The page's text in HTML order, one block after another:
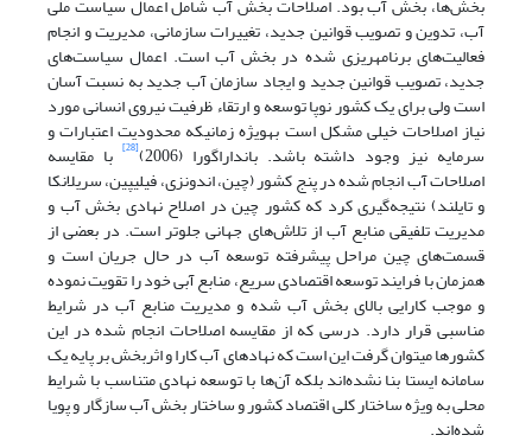
بخش‌ها، بخش آب بود. اصلاحات بخش آب شامل اعمال سیاست ملی
آب، تدوین و تصویب قوانین جدید، تغییرات سازمانی، مدیریت و انجام
فعالیت‌های برنامه‏ریزی شده در بخش آب است. اعمال سیاست‌های
جدید، تصویب قوانین جدید و ایجاد سازمان آب جدید به نسبت آسان
است ولی برای یک کشور نوپا توسعه و ارتقاء ظرفیت نیروی انسانی مورد
نیاز اصلاحات خیلی مشکل است به‏ویژه زمانی‏که محدودیت اعتبارات و
سرمایه نیز وجود داشته باشد. بانداراگورا (2006) [28] با مقایسه
اصلاحات آب انجام شده در پنج کشور (چین، اندونزی، فیلیپین، سریلانکا
و تایلند) نتیجه‌گیری کرد که کشور چین در اصلاح نهادی بخش آب و
مدیریت تلفیقی منابع آب از تلاش‌های جهانی جلوتر است. در بعضی از
قسمت‌های چین مراحل پیشرفته توسعه آب در حال جریان است و
همزمان با فرایند توسعه اقتصادی سریع، منابع آبی خود را تقویت نموده
و موجب کارایی بالای بخش آب شده و مدیریت منابع آب در شرایط
مناسبی قرار دارد. درسی که از مقایسه اصلاحات انجام شده در این
کشورها می‏توان گرفت این است که نهادهای آب کارا و اثربخش بر پایه یک
سامانه ایستا بنا نشده‌اند بلکه آن‌ها با توسعه نهادی متناسب با شرایط
محلی به ویژه ساختار کلی اقتصاد کشور و ساختار بخش آب سازگار و پویا
شده‌اند.